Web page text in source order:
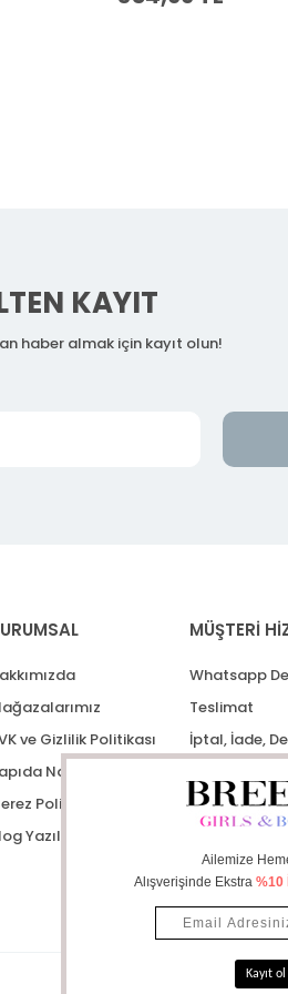
KAYIT
haber almak için kayıt olun!
ve Gizlilik Politikası
Nakit Ödeme
Politikası
Yazıları
MÜŞTERİ
Whatsapp
Teslimat
İptal, İade,